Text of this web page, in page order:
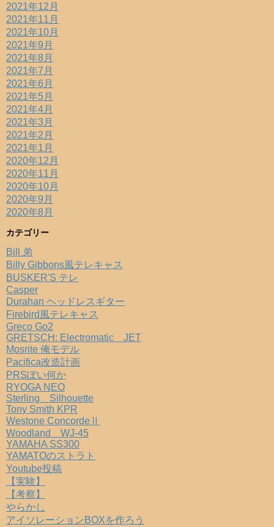
2021年12月
2021年11月
2021年10月
2021年9月
2021年8月
2021年7月
2021年6月
2021年5月
2021年4月
2021年3月
2021年2月
2021年1月
2020年12月
2020年11月
2020年10月
2020年9月
2020年8月
カテゴリー
Bill 弟
Billy Gibbons風テレキャス
BUSKER'S テレ
Casper
Durahan ヘッドレスギター
Firebird風テレキャス
Greco Go2
GRETSCH: Electromatic JET
Mosrite 俺モデル
Pacifica改造計画
PRSぽい何か
RYOGA NEO
Sterling Silhouette
Tony Smith KPR
Westone ConcordeⅡ
Woodland WJ-45
YAMAHA SS300
YAMATOのストラト
Youtube投稿
【実験】
【考察】
やらかし
アイソレーションBOXを作ろう